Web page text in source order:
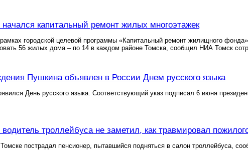
капитальный ремонт жилых многоэтажек
городской целевой программы «Капитальный ремонт жилищного
56 жилых дома – по 14 в каждом районе Томска, сообщил НИА Томск
Пушкина объявлен в России Днем русского языка
День русского языка. Соответствующий указ подписал 6 июня
троллейбуса не заметил, как травмировал
Томске пострадал пенсионер, пытавшийся подняться в салон троллейбуса,